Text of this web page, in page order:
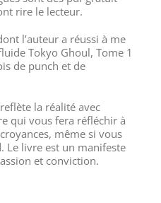
rire le lecteur.
l’auteur a réussi à me
Tokyo Ghoul, Tome 1
de punch et de
la réalité avec
qui vous fera réfléchir à
même si vous
Le livre est un manifeste
et conviction.